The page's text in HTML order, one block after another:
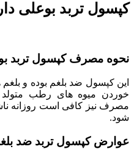
کپسول تربد بوعلی
نحوه مصرف کپسول تربد
این کپسول ضد بلغم بوده و
خوردن میوه های رطب
مصرف نیز کافی است روزانه
شود.
عوارض کپسول تربد ضد